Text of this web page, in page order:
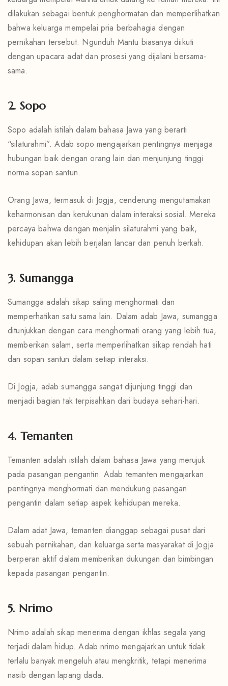
dilakukan sebagai bentuk penghormatan dan memperlihatkan
bahwa keluarga mempelai pria berbahagia dengan
pernikahan tersebut. Ngunduh Mantu biasanya diikuti
dengan upacara adat dan prosesi yang dijalani bersama-
sama.
2. Sopo
Sopo adalah istilah dalam bahasa Jawa yang berarti
“silaturahmi”. Adab sopo mengajarkan pentingnya menjaga
hubungan baik dengan orang lain dan menjunjung tinggi
norma sopan santun.
Orang Jawa, termasuk di Jogja, cenderung mengutamakan
keharmonisan dan kerukunan dalam interaksi sosial. Mereka
percaya bahwa dengan menjalin silaturahmi yang baik,
kehidupan akan lebih berjalan lancar dan penuh berkah.
3. Sumangga
Sumangga adalah sikap saling menghormati dan
memperhatikan satu sama lain. Dalam adab Jawa, sumangga
ditunjukkan dengan cara menghormati orang yang lebih tua,
memberikan salam, serta memperlihatkan sikap rendah hati
dan sopan santun dalam setiap interaksi.
Di Jogja, adab sumangga sangat dijunjung tinggi dan
menjadi bagian tak terpisahkan dari budaya sehari-hari.
4. Temanten
Temanten adalah istilah dalam bahasa Jawa yang merujuk
pada pasangan pengantin. Adab temanten mengajarkan
pentingnya menghormati dan mendukung pasangan
pengantin dalam setiap aspek kehidupan mereka.
Dalam adat Jawa, temanten dianggap sebagai pusat dari
sebuah pernikahan, dan keluarga sertamasyarakat di Jogja
berperan aktif dalam memberikan dukungan dan bimbingan
kepada pasangan pengantin.
5. Nrimo
Nrimo adalah sikap menerima dengan ikhlas segala yang
terjadi dalam hidup. Adab nrimo mengajarkan untuk tidak
terlalu banyak mengeluh atau mengkritik, tetapi menerima
nasib dengan lapang dada.